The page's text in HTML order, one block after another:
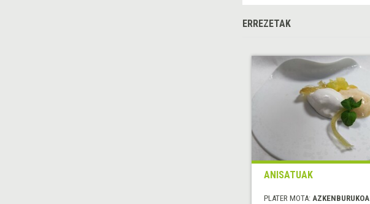
ERREZETAK
ANISATUAK
PLATER MOTA: AZKENBURUKOA